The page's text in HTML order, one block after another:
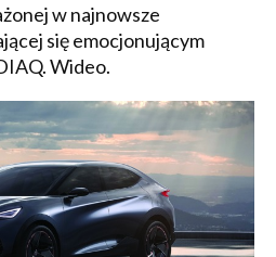
w najnowsze
się emocjonującym
Wideo.